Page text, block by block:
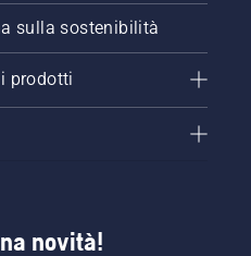
sulla sostenibilità
prodotti
novità!